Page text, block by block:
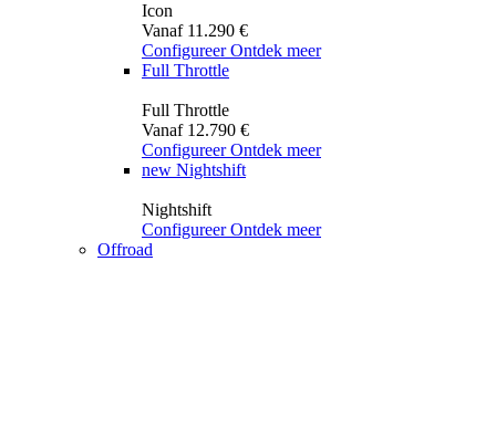
Icon
Vanaf 11.290 €
Configureer Ontdek meer
Full Throttle
Full Throttle
Vanaf 12.790 €
Configureer Ontdek meer
new Nightshift
Nightshift
Configureer Ontdek meer
Offroad